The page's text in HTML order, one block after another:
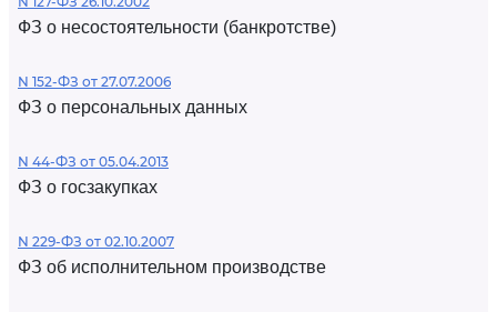
ФЗ о несостоятельности (банкротстве)
N 152-ФЗ от 27.07.2006
ФЗ о персональных данных
N 44-ФЗ от 05.04.2013
ФЗ о госзакупках
N 229-ФЗ от 02.10.2007
ФЗ об исполнительном производстве